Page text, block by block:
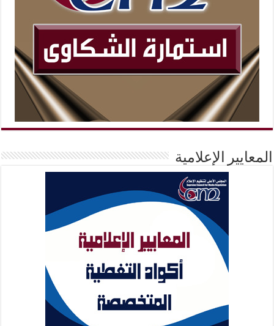
المعايير الإعلامية